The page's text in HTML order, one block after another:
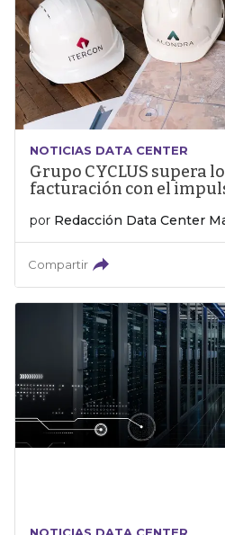
NOTICIAS DATA CENTER
Grupo CYCLUS supera
facturación con el
por Redacción Data Center
Compartir